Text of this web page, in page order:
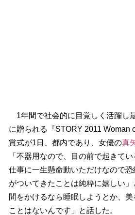
1年間で社会的に目覚しく活躍し
に贈られる『STORY 2011 Woman
賞式が1日、都内であり、女優の真
「不器用なので、目の前で起きて
仕事に一生懸命動いただけなので
がついてきたことは純粋に嬉しい
間をかけるなら睡眠しようとか、
ことはないんです」と話した。